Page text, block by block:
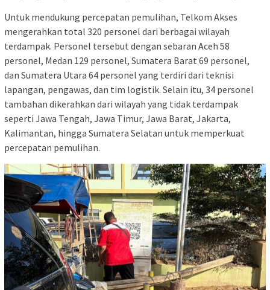
Untuk mendukung percepatan pemulihan, Telkom Akses
mengerahkan total 320 personel dari berbagai wilayah
terdampak. Personel tersebut dengan sebaran Aceh 58
personel, Medan 129 personel, Sumatera Barat 69 personel,
dan Sumatera Utara 64 personel yang terdiri dari teknisi
lapangan, pengawas, dan tim logistik. Selain itu, 34 personel
tambahan dikerahkan dari wilayah yang tidak terdampak
seperti Jawa Tengah, Jawa Timur, Jawa Barat, Jakarta,
Kalimantan, hingga Sumatera Selatan untuk memperkuat
percepatan pemulihan.